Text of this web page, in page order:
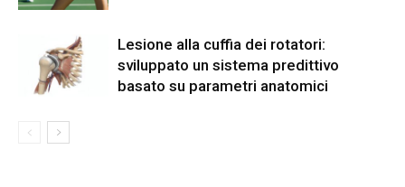
Lesione alla cuffia dei rotatori:
sviluppato un sistema predittivo
basato su parametri anatomici